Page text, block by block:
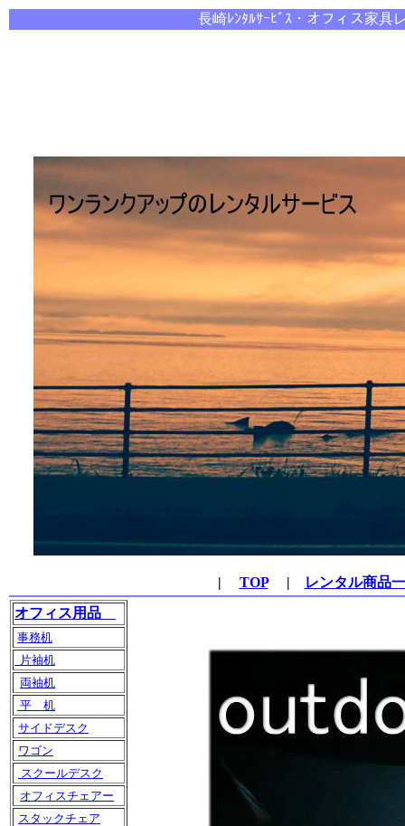
長崎ﾚﾝﾀﾙｻｰﾋﾞｽ・オ フィス家具
| TOP|
レンタル商品
オフィス用品
事務机
片袖机
両袖机
平 机
サイドデスク
ワゴン
スクールデスク
オフィスチェアー
スタックチェア